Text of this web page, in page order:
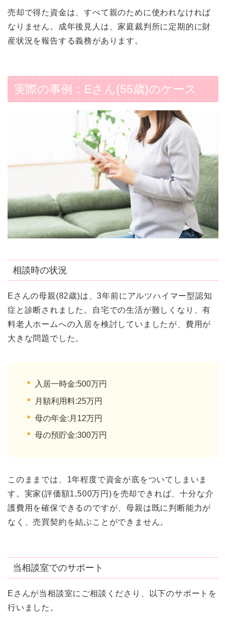
売却で得た資金は、すべて親のために使われなければ
なりません。成年後見人は、家庭裁判所に定期的に財
産状況を報告する義務があります。
実際の事例：Eさん(55歳)のケース
相談時の状況
Eさんの母親(82歳)は、3年前にアルツハイマー型認知
症と診断されました。自宅での生活が難しくなり、有
料老人ホームへの入居を検討していましたが、費用が
大きな問題でした。
入居一時金:500万円
月額利用料:25万円
母の年金:月12万円
母の預貯金:300万円
このままでは、1年程度で資金が底をついてしまいま
す。実家(評価額1,500万円)を売却できれば、十分な介
護費用を確保できるのですが、母親は既に判断能力が
なく、売買契約を結ぶことができません。
当相談室でのサポート
Eさんが当相談室にご相談くださり、以下のサポートを
行いました。